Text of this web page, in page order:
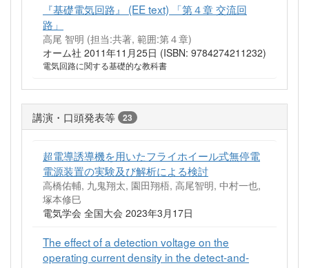
『基礎電気回路』 (EE text) 「第４章 交流回
路」
高尾 智明 (担当:共著, 範囲:第４章)
オーム社 2011年11月25日 (ISBN: 9784274211232)
電気回路に関する基礎的な教科書
講演・口頭発表等 23
超電導誘導機を用いたフライホイール式無停電
電源装置の実験及び解析による検討
高橋佑輔, 九鬼翔太, 園田翔梧, 高尾智明, 中村一也,
塚本修巳
電気学会 全国大会 2023年3月17日
The effect of a detection voltage on the
operating current density in the detect-and-